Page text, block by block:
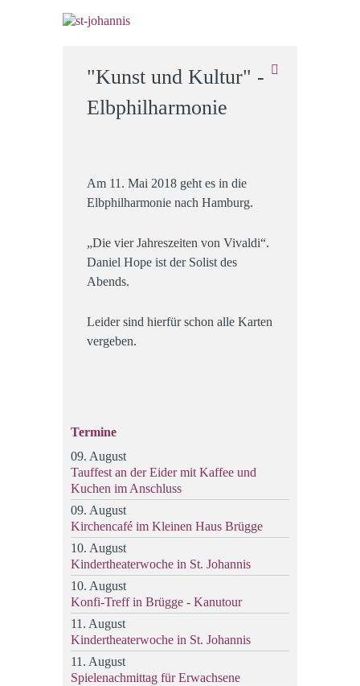
"Kunst und Kultur" -
Elbphilharmonie
Am 11. Mai 2018 geht es in die
Elbphilharmonie nach Hamburg.
„Die vier Jahreszeiten von Vivaldi“.
Daniel Hope ist der Solist des
Abends.
Leider sind hierfür schon alle Karten
vergeben.
Termine
09. August
Tauffest an der Eider mit Kaffee und
Kuchen im Anschluss
09. August
Kirchencafé im Kleinen Haus Brügge
10. August
Kindertheaterwoche in St. Johannis
10. August
Konfi-Treff in Brügge - Kanutour
11. August
Kindertheaterwoche in St. Johannis
11. August
Spielenachmittag für Erwachsene